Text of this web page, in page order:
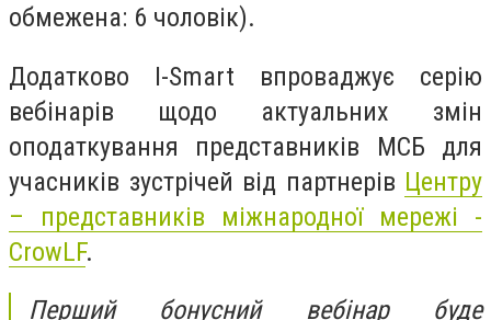
обмежена: 6 чоловік).
Додатково I-Smart впроваджує серію
вебінарів щодо актуальних змін
оподаткування представників МСБ для
учасників зустрічей від партнерів Центру
– представників міжнародної мережі -
CrowLF.
Перший бонусний вебінар буде